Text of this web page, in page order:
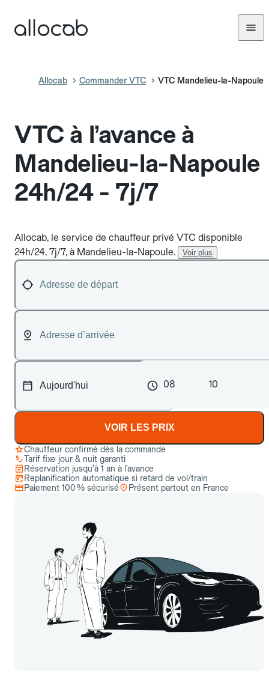
Allocab Commander VTC VTC Mandelieu-la-Napoule
VTC à l’avance à
Mandelieu-la-Napoule
24h/24 - 7j/7
Allocab, le service de chauffeur privé VTC disponible
24h/24, 7j/7, à Mandelieu-la-Napoule.
Voir plus
08 10
VOIR LES PRIX
Chauffeur confirmé dès la commande
Tarif fixe jour & nuit garanti
Réservation jusqu’à 1 an à l’avance
Replanification automatique si retard de vol/train
Paiement 100 % sécurisé
Présent partout en France